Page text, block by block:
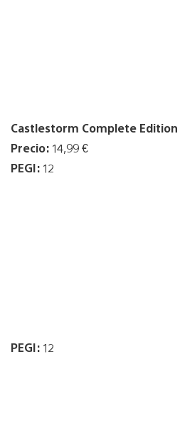
Castlestorm Complete Edition
Precio: 14,99 €
PEGI: 12
PEGI: 12